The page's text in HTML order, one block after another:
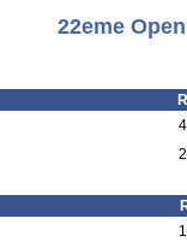
22eme